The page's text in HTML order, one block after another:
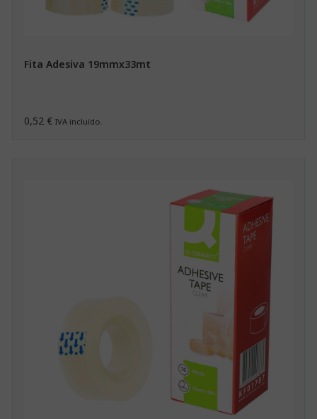
Fita Adesiva 19mmx33mt
0,52 € IVA incluído.